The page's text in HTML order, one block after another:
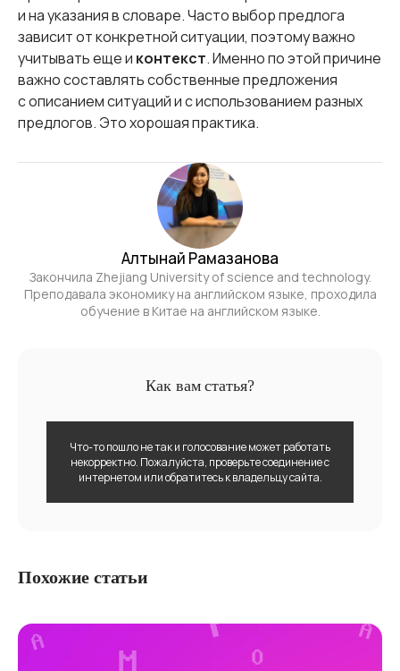
и на указания в словаре. Часто выбор предлога
зависит от конкретной ситуации, поэтому важно
учитывать еще и контекст. Именно по этой причине
важно составлять собственные предложения
с описанием ситуаций и с использованием разных
предлогов. Это хорошая практика.
Алтынай Рамазанова
Закончила Zhejiang University of science and technology.
Преподавала экономику на английском языке, проходила
обучение в Китае на английском языке.
Как вам статья?
Что-то пошло не так и голосование может работать
некорректно. Пожалуйста, проверьте соединение с
интернетом или обратитесь к владельцу сайта.
Похожие статьи